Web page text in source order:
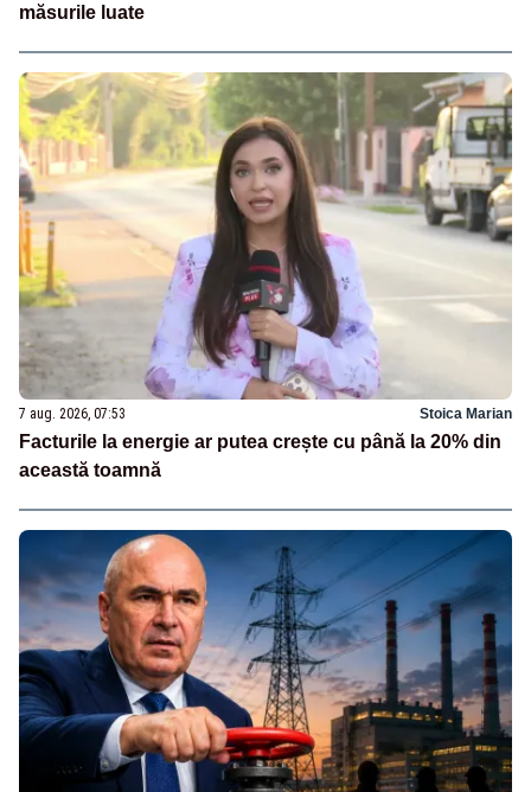
măsurile luate
7 aug. 2026, 07:53 Stoica Marian
Facturile la energie ar putea crește cu până la 20% din
această toamnă